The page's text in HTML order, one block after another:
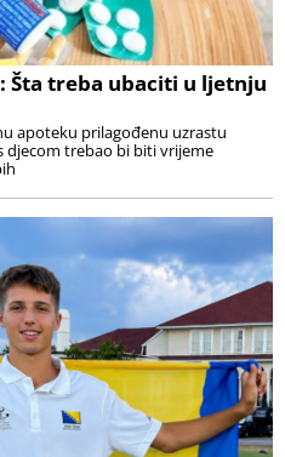
Šta treba ubaciti u ljetnju
apoteku prilagođenu uzrastu
trebao bi biti vrijeme